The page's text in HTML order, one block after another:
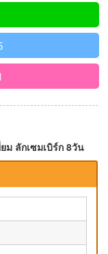
ม ลักเซมเบิร์ก 8วัน